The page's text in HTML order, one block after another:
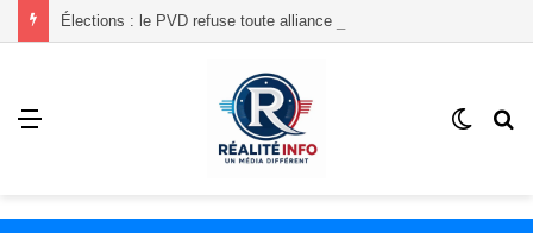
Menu
Switch